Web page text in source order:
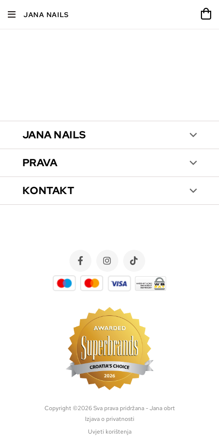
JANA NAILS
JANA NAILS
PRAVA
KONTAKT
Copyright ©2026 Sva prava pridržana - Jana obrt
Izjava o privatnosti
Uvjeti korištenja